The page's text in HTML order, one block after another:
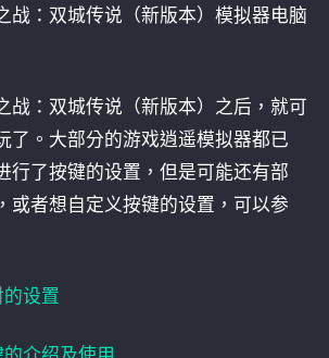
战：双城传说（新版本）模拟器电脑
战：双城传说（新版本）之后，就可
了。大部分的游戏逍遥模拟器都已
行了按键的设置，但是可能还有部
或者想自定义按键的设置，可以参
设置